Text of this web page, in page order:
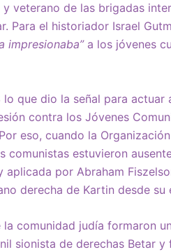
veterano de las brigadas
Para el historiador Israel
impresionaba”a los jóvenes
que dio la señal para actuar
contra los Jóvenes
eso, cuando la
comunistas estuvieron
por Abraham
derecha de Kartin desde su
comunidad judía formaron
sionista de derechas Betar y